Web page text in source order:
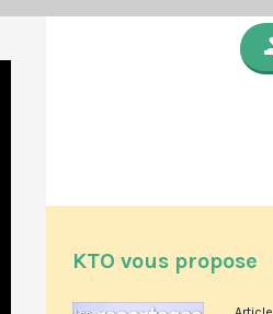
KTO vous propose